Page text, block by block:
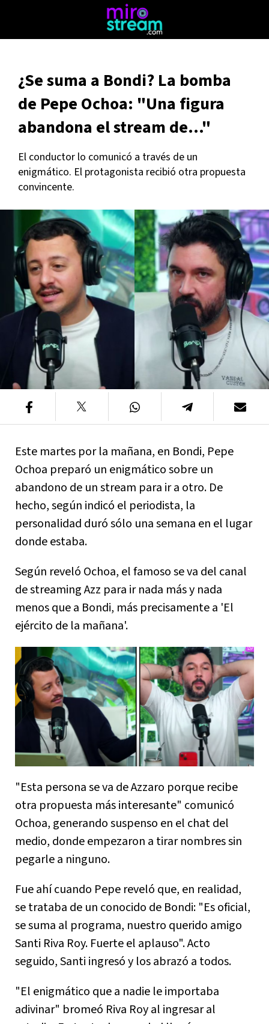
¿Se suma a Bondi? La bomba
de Pepe Ochoa: "Una figura
abandona el stream de..."
El conductor lo comunicó a través de un
enigmático. El protagonista recibió otra propuesta
convincente.
Este martes por la mañana, en Bondi, Pepe
Ochoa preparó un enigmático sobre un
abandono de un stream para ir a otro. De
hecho, según indicó el periodista, la
personalidad duró sólo una semana en el lugar
donde estaba.
Según reveló Ochoa, el famoso se va del canal
de streaming Azz para ir nada más y nada
menos que a Bondi, más precisamente a 'El
ejército de la mañana'.
"Esta persona se va de Azzaro porque recibe
otra propuesta más interesante" comunicó
Ochoa, generando suspenso en el chat del
medio, donde empezaron a tirar nombres sin
pegarle a ninguno.
Fue ahí cuando Pepe reveló que, en realidad,
se trataba de un conocido de Bondi: "Es oficial,
se suma al programa, nuestro querido amigo
Santi Riva Roy. Fuerte el aplauso". Acto
seguido, Santi ingresó y los abrazó a todos.
"El enigmático que a nadie le importaba
adivinar" bromeó Riva Roy al ingresar al